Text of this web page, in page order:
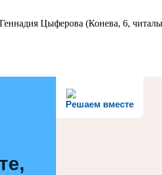
Цыферова (Конева, 6,
Решаем вместе